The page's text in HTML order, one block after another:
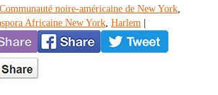
Communauté noire-américaine de New York,
Africaine New York, Harlem